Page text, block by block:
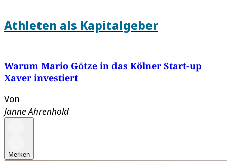
Athleten als Kapitalgeber
Warum Mario Götze in das Kölner Start-up
Xaver investiert
Von
Janne Ahrenhold
Merken